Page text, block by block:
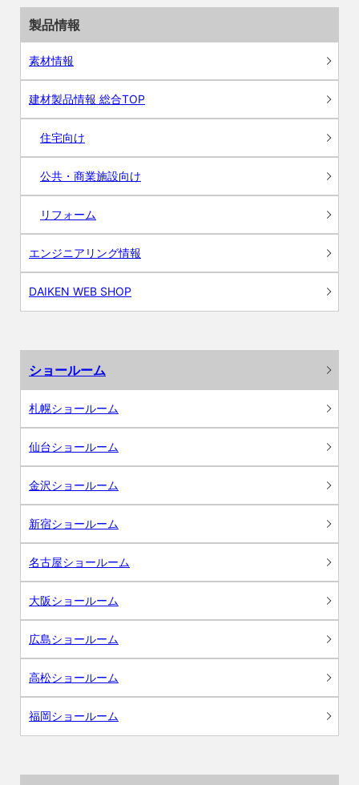
製品情報
素材情報
建材製品情報 総合TOP
住宅向け
公共・商業施設向け
リフォーム
エンジニアリング情報
DAIKEN WEB SHOP
ショールーム
札幌ショールーム
仙台ショールーム
金沢ショールーム
新宿ショールーム
名古屋ショールーム
大阪ショールーム
広島ショールーム
高松ショールーム
福岡ショールーム